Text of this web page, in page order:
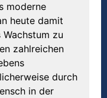
moderne
heute damit
zu
zahlreichen
durch
in der